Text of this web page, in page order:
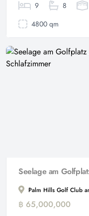
9 8
4800 qm
Palm Hills Golf Club
฿ 65,000,000